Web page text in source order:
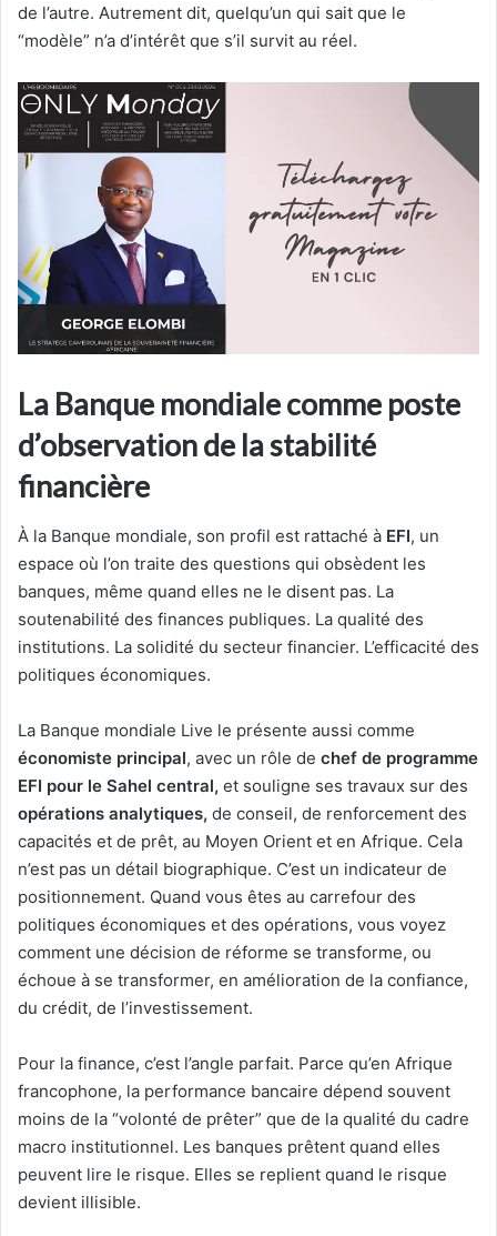
de l’autre. Autrement dit, quelqu’un qui sait que le
“modèle” n’a d’intérêt que s’il survit au réel.
La Banque mondiale comme poste
d’observation de la stabilité
financière
À la Banque mondiale, son profil est rattaché à EFI, un
espace où l’on traite des questions qui obsèdent les
banques, même quand elles ne le disent pas. La
soutenabilité des finances publiques. La qualité des
institutions. La solidité du secteur financier. L’efficacité des
politiques économiques.
La Banque mondiale Live le présente aussi comme
économiste principal, avec un rôle de chef de programme
EFI pour le Sahel central, et souligne ses travaux sur des
opérations analytiques, de conseil, de renforcement des
capacités et de prêt, au Moyen Orient et en Afrique. Cela
n’est pas un détail biographique. C’est un indicateur de
positionnement. Quand vous êtes au carrefour des
politiques économiques et des opérations, vous voyez
comment une décision de réforme se transforme, ou
échoue à se transformer, en amélioration de la confiance,
du crédit, de l’investissement.
Pour la finance, c’est l’angle parfait. Parce qu’en Afrique
francophone, la performance bancaire dépend souvent
moins de la “volonté de prêter” que de la qualité du cadre
macro institutionnel. Les banques prêtent quand elles
peuvent lire le risque. Elles se replient quand le risque
devient illisible.